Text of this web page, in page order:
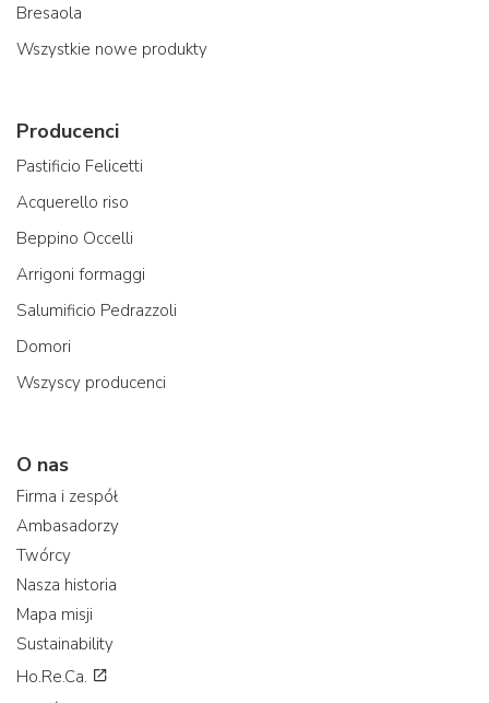
Bresaola
Wszystkie nowe produkty
Producenci
Pastificio Felicetti
Acquerello riso
Beppino Occelli
Arrigoni formaggi
Salumificio Pedrazzoli
Domori
Wszyscy producenci
O nas
Firma i zespół
Ambasadorzy
Twórcy
Nasza historia
Mapa misji
Sustainability
Ho.Re.Ca.